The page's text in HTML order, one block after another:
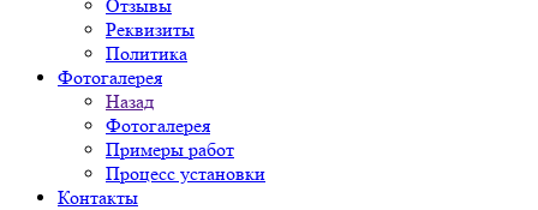
Отзывы
Реквизиты
Политика
Фотогалерея
Назад
Фотогалерея
Примеры работ
Процесс установки
Контакты